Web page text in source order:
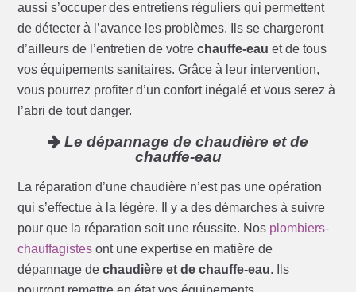
aussi s’occuper des entretiens réguliers qui permettent
de détecter à l’avance les problèmes. Ils se chargeront
d’ailleurs de l’entretien de votrechauffe-eau et de tous
vos équipements sanitaires. Grâce à leur intervention,
vous pourrez profiter d’un confort inégalé et vous serez à
l’abri de tout danger.
Le dépannage de chaudière et de
chauffe-eau
La réparation d’une chaudière n’est pas une opération
qui s’effectue à la légère. Il y a des démarches à suivre
pour que la réparation soit une réussite. Nos plombiers-
chauffagistes ont une expertise en matière de
dépannage dechaudière et de chauffe-eau. Ils